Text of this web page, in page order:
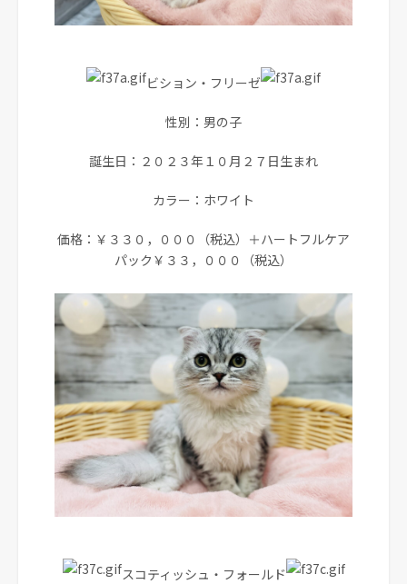
ビション・フリーゼ
性別：男の子
誕生日：２０２３年１０月２７日生まれ
カラー：ホワイト
価格：￥３３０，０００（税込）＋ハートフルケア
パック￥３３，０００（税込）
スコティッシュ・フォールド